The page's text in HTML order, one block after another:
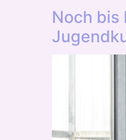
Noch bis